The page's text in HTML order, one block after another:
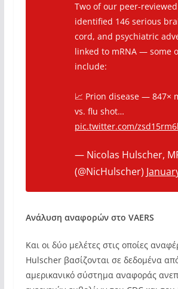
Two of our peer-
identified 146 serious
cord, and psychiatric
linked to mRNA — some
include:
📈 Prion disease — 847×
vs. flu shot…
pic.twitter.com/
— Nicolas Hulscher,
(@NicHulscher)
Ανάλυση αναφορών στο VAERS
Και οι δύο μελέτες στις οποίες
Hulscher βασίζονται σε δεδομένα
αμερικανικό σύστημα αναφοράς